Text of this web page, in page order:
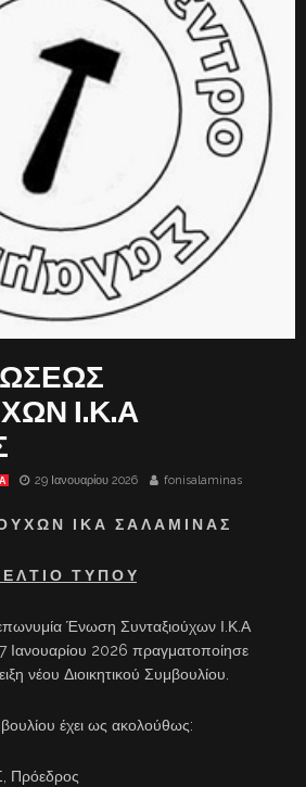
Ι.Κ.Α
29 Ιανουαρίου 2026 fonisalaminas
Υ Χ Ω Ν Ι Κ Α Σ Α Λ Α Μ Ι Ν Α Σ
Ε Λ Τ Ι Ο Τ Υ Π Ο Υ
Ένωση Συνταξιούχων Ι.Κ.Α
Ιανουαρίου 2026 πραγματοποίησε
νέου Διοικητικού Συμβουλίου.
έχει ως ακολούθως: